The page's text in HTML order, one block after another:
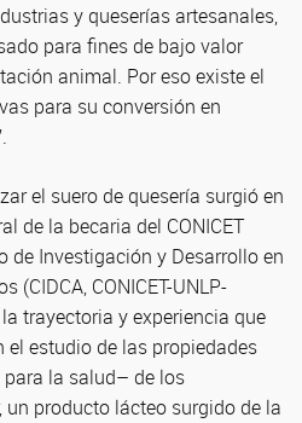
y queserías artesanales,
para fines de bajo valor
animal. Por eso existe el
para su conversión en
el suero de quesería surgió en
de la becaria del CONICET
de Investigación y Desarrollo en
(CIDCA, CONICET-UNLP-
trayectoria y experiencia que
estudio de las propiedades
la salud– de los
producto lácteo surgido de la